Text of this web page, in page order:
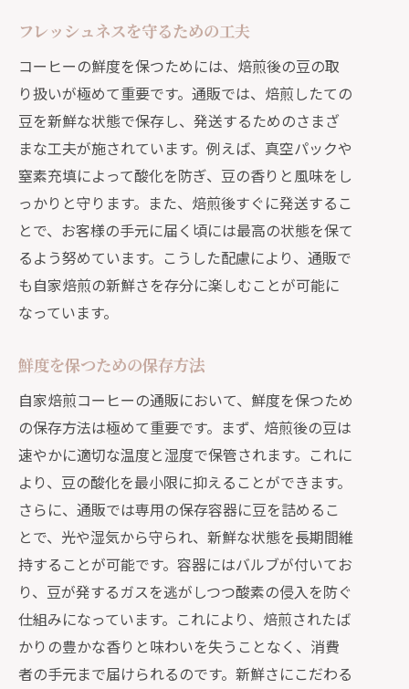
フレッシュネスを守るための工夫
コーヒーの鮮度を保つためには、焙煎後の豆の取
り扱いが極めて重要です。通販では、焙煎したての
豆を新鮮な状態で保存し、発送するためのさまざ
まな工夫が施されています。例えば、真空パックや
窒素充填によって酸化を防ぎ、豆の香りと風味をし
っかりと守ります。また、焙煎後すぐに発送するこ
とで、お客様の手元に届く頃には最高の状態を保て
るよう努めています。こうした配慮により、通販で
も自家焙煎の新鮮さを存分に楽しむことが可能に
なっています。
鮮度を保つための保存方法
自家焙煎コーヒーの通販において、鮮度を保つため
の保存方法は極めて重要です。まず、焙煎後の豆は
速やかに適切な温度と湿度で保管されます。これに
より、豆の酸化を最小限に抑えることができます。
さらに、通販では専用の保存容器に豆を詰めるこ
とで、光や湿気から守られ、新鮮な状態を長期間維
持することが可能です。容器にはバルブが付いてお
り、豆が発するガスを逃がしつつ酸素の侵入を防ぐ
仕組みになっています。これにより、焙煎されたば
かりの豊かな香りと味わいを失うことなく、消費
者の手元まで届けられるのです。新鮮さにこだわる